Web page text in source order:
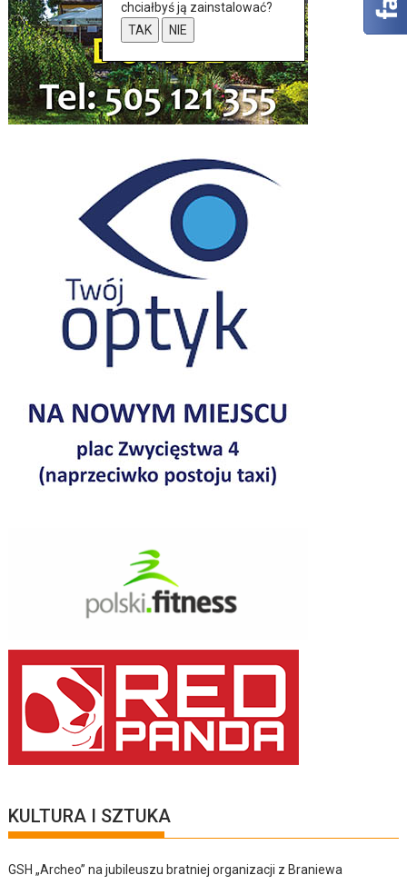
KULTURA I SZTUKA
GSH „Archeo” na jubileuszu bratniej organizacji z Braniewa
chciałbyś ją zainstalować?
TAK
NIE